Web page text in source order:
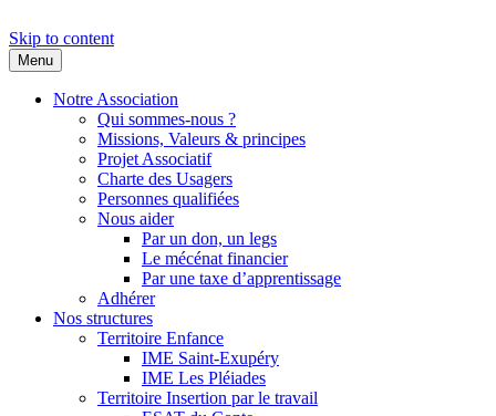
Skip to content
Adapei des Landes
S'engager ensemble pour l'inclusion
Menu
Notre Association
Qui sommes-nous ?
Missions, Valeurs & principes
Projet Associatif
Charte des Usagers
Personnes qualifiées
Nous aider
Par un don, un legs
Le mécénat financier
Par une taxe d’apprentissage
Adhérer
Nos structures
Territoire Enfance
IME Saint-Exupéry
IME Les Pléiades
Territoire Insertion par le travail